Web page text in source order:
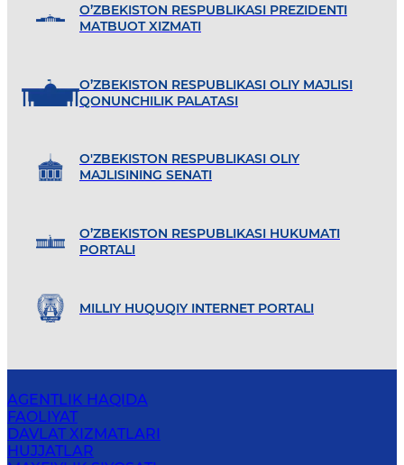
O’ZBEKISTON RESPUBLIKASI PREZIDENTI
MATBUOT XIZMATI
O’ZBEKISTON RESPUBLIKASI OLIY MAJLISI
QONUNCHILIK PALATASI
O'ZBEKISTON RESPUBLIKASI OLIY
MAJLISINING SENATI
O’ZBEKISTON RESPUBLIKASI HUKUMATI
PORTALI
MILLIY HUQUQIY INTERNET PORTALI
AGENTLIK HAQIDA
FAOLIYAT
DAVLAT XIZMATLARI
HUJJATLAR